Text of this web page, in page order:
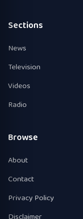
Sections
News
Television
Videos
Radio
Browse
About
Contact
Privacy Policy